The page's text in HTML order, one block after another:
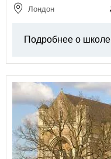
Лондон
Подробнее о школе